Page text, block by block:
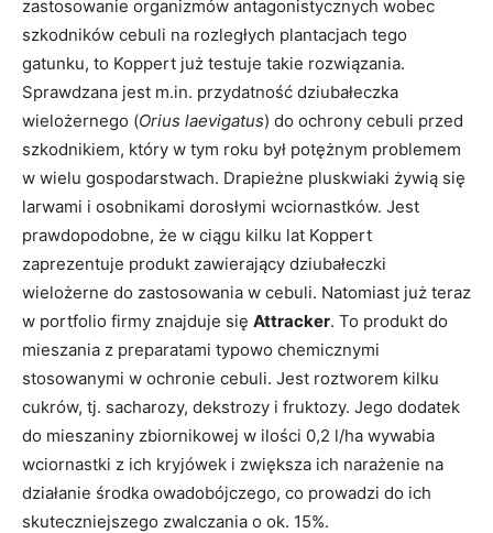
zastosowanie organizmów antagonistycznych wobec
szkodników cebuli na rozległych plantacjach tego
gatunku, to Koppert już testuje takie rozwiązania.
Sprawdzana jest m.in. przydatność dziubałeczka
wielożernego (Orius laevigatus) do ochrony cebuli przed
szkodnikiem, który w tym roku był potężnym problemem
w wielu gospodarstwach. Drapieżne pluskwiaki żywią się
larwami i osobnikami dorosłymi wciornastków. Jest
prawdopodobne, że w ciągu kilku lat Koppert
zaprezentuje produkt zawierający dziubałeczki
wielożerne do zastosowania w cebuli. Natomiast już teraz
w portfolio firmy znajduje się Attracker. To produkt do
mieszania z preparatami typowo chemicznymi
stosowanymi w ochronie cebuli. Jest roztworem kilku
cukrów, tj. sacharozy, dekstrozy i fruktozy. Jego dodatek
do mieszaniny zbiornikowej w ilości 0,2 l/ha wywabia
wciornastki z ich kryjówek i zwiększa ich narażenie na
działanie środka owadobójczego, co prowadzi do ich
skuteczniejszego zwalczania o ok. 15%.